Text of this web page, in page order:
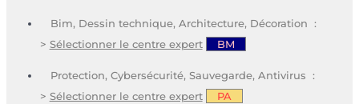
Bim, Dessin technique, Architecture, Décoration :
> Sélectionner le centre expert BM
Protection, Cybersécurité, Sauvegarde, Antivirus :
> Sélectionner le centre expert PA